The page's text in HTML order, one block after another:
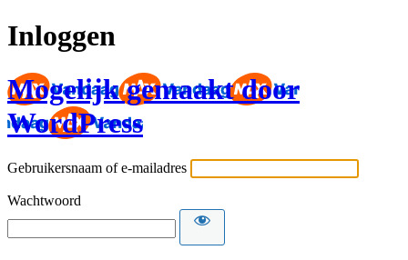
Inloggen
Mogelijk gemaakt door
WordPress
Gebruikersnaam of e-mailadres
Wachtwoord